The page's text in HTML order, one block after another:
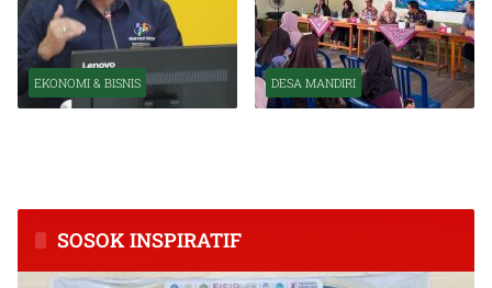
EKONOMI & BISNIS DESA MANDIRI
SOSOK INSPIRATIF